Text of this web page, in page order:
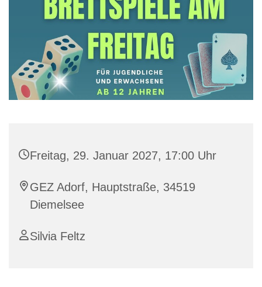
Freitag, 29. Januar 2027, 17:00 Uhr
GEZ Adorf, Hauptstraße, 34519
Diemelsee
Silvia Feltz